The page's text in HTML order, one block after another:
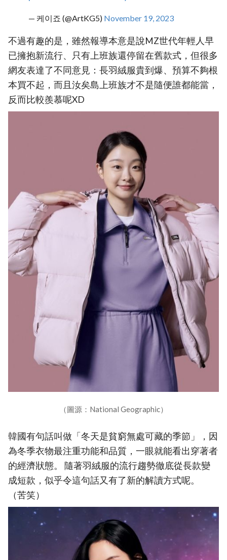
— 케이죠 (@ArtKG5) November 19, 2023
不過有趣的是，雖然報導本意是說MZ世代年輕人早
已擁抱新流行、只有上班族還停留在舊款式，但很多
網友表達了不同意見：長羽絨服貴到爆、預算不夠根
本買不起，而且汝矣島上班族才不是隨便誰都能當，
反而比較羨慕呢XD
（圖源：National Geographic）
韓國有句話叫做「冬天是貧窮無處可藏的季節」，因
為冬季衣物最注重功能和品質，一眼就能看出穿著者
的經濟狀態。 隨著羽絨服的流行趨勢徹底從長款變
成短款，似乎令這句話又有了新的解讀方式呢。
（苦笑）